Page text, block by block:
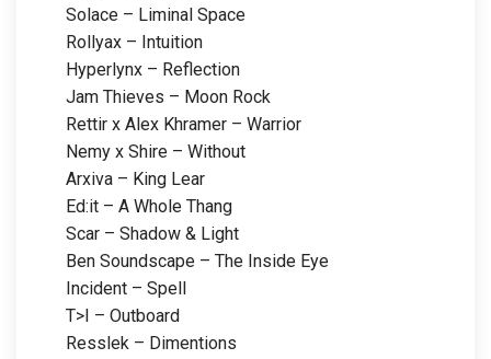
Solace – Liminal Space
Rollyax – Intuition
Hyperlynx – Reflection
Jam Thieves – Moon Rock
Rettir x Alex Khramer – Warrior
Nemy x Shire – Without
Arxiva – King Lear
Ed:it – A Whole Thang
Scar – Shadow & Light
Ben Soundscape – The Inside Eye
Incident – Spell
T>I – Outboard
Resslek – Dimentions